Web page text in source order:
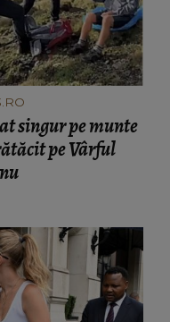
singur pe munte
pe Vârful